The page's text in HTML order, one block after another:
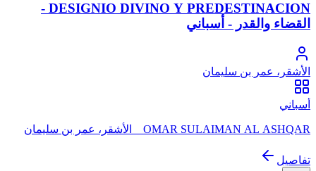
DESIGNIO DIVINO Y PREDESTINACION -
القضاء والقدر - أسباني
الأشقر، عمر بن سليمان
أسباني
OMAR SULAIMAN AL ASHQAR _ الأشقر، عمر بن سليمان
تفاصيل